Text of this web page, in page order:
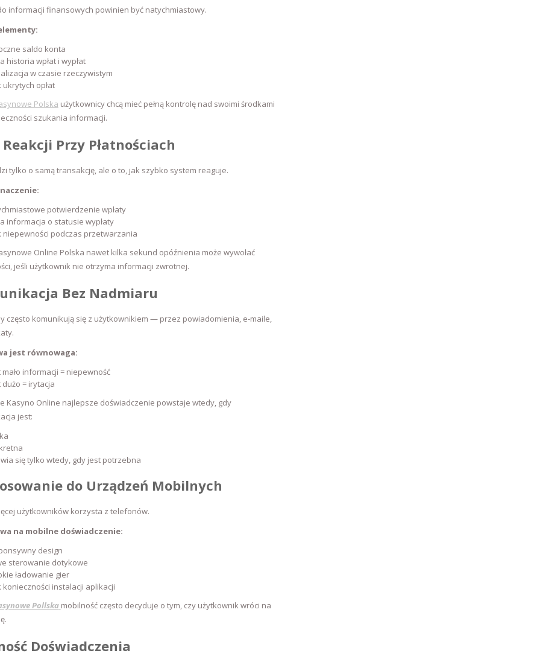
informacji finansowych powinien być natychmiastowy.
saldo konta
historia wpłat i wypłat
w czasie rzeczywistym
ukrytych opłat
Polska użytkownicy chcą mieć pełną kontrolę nad swoimi środkami
szukania informacji.
Reakcji Przy Płatnościach
tylko o samą transakcję, ale o to, jak szybko system reaguje.
potwierdzenie wpłaty
informacja o statusie wypłaty
niepewności podczas przetwarzania
Online Polska nawet kilka sekund opóźnienia może wywołać
jeśli użytkownik nie otrzyma informacji zwrotnej.
Bez Nadmiaru
często komunikują się z użytkownikiem — przez powiadomienia, e-maile,
jest równowaga:
informacji = niepewność
dużo = irytacja
Kasyno Online najlepsze doświadczenie powstaje wtedy, gdy
jest:
się tylko wtedy, gdy jest potrzebna
do Urządzeń Mobilnych
użytkowników korzysta z telefonów.
na mobilne doświadczenie:
design
sterowanie dotykowe
ładowanie gier
konieczności instalacji aplikacji
Pollska mobilność często decyduje o tym, czy użytkownik wróci na
Doświadczenia